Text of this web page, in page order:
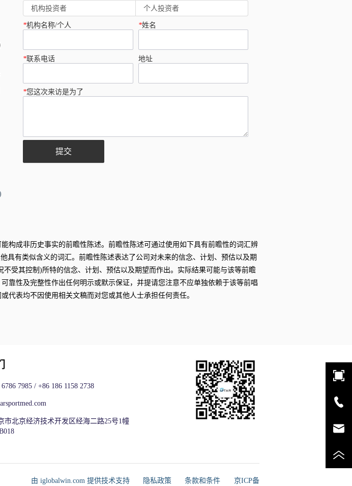
机构投资者 个人投资者
*机构名称/个人 *姓名
*联系电话 地址
*您这次来访是为了
提交
构成非历史事实的前瞻性陈述。前瞻性陈述可通过使用如下具有前瞻性的词汇辨
他具有类似含义的词汇。前瞻性陈述表达了公司对未来的信念、计划、预估以及期
受其控制)所特的信念、计划、预估以及期望而作出。实际结果可能与该等前瞻
靠性及完整性作出任何明示或默示保证，并提请您注意不应单独依赖于该等前唱
代表均不因使用相关文稿而对您或其他人士承担任何责任。
7985 / +86 186 1158 2738
市北京经济技术开发区经海二路25号1幢
由 iglobalwin.com 提供技术支持 隐私政策 条款和条件 京ICP备